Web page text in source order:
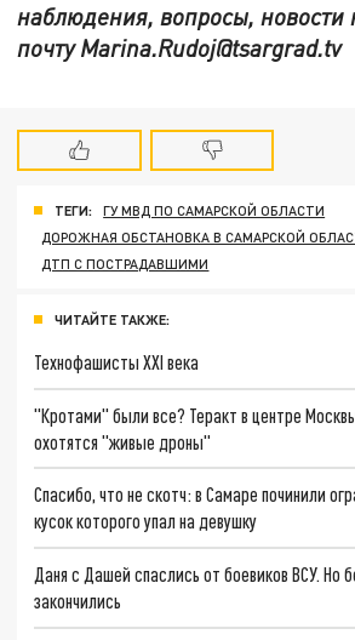
наблюдения, вопросы, новости
почту Marina.Rudoj@tsargrad.tv
ТЕГИ:
ГУ МВД ПО САМАРСКОЙ ОБЛАСТИ
ДОРОЖНАЯ ОБСТАНОВКА В САМАРСКОЙ
ДТП С ПОСТРАДАВШИМИ
ЧИТАЙТЕ ТАКЖЕ:
Технофашисты XXI века
"Кротами" были все? Теракт в центре
охотятся "живые дроны"
Спасибо, что не скотч: в Самаре починили
кусок которого упал на девушку
Даня с Дашей спаслись от боевиков ВСУ. Но
закончились